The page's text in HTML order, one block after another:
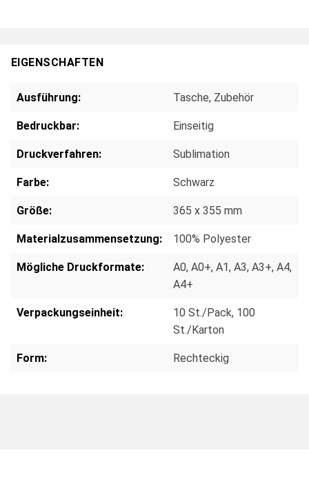
EIGENSCHAFTEN
Ausführung: Tasche, Zubehör
Bedruckbar: Einseitig
Druckverfahren: Sublimation
Farbe: Schwarz
Größe: 365 x 355 mm
Materialzusammensetzung: 100% Polyester
Mögliche Druckformate: A0, A0+, A1, A3, A3+, A4,
A4+
Verpackungseinheit: 10 St./Pack, 100
St./Karton
Form: Rechteckig